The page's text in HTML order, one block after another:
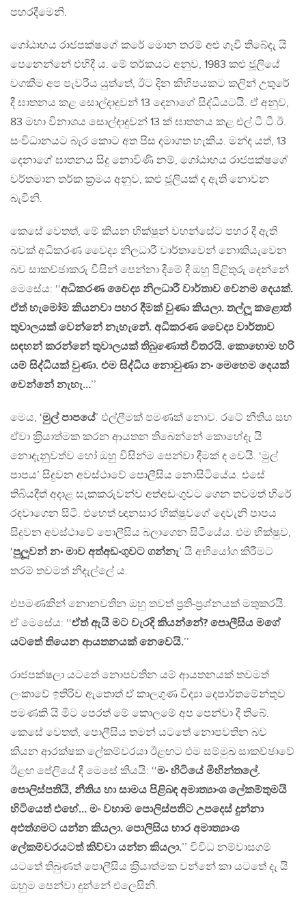
පහරදීමෙනි.
ගෝඨාභය රාජපක්ෂගේ කරේ මොන තරම් අළු ගෑවී තිබේදැ යි
පෙනෙන්නේ එහිදී ය. මේ තර්කයට අනුව, 1983 කළු ජූලියේ
වගකීම අප පැවරිය යුත්තේ, ඊට දින කිහිපයකට කලින් උතුරේ
දී ඝාතනය කළ සොල්දාදුවන් 13 දෙනාගේ සිද්ධියටයි. ඒ අනුව,
83 මහා විනාශය සොල්දාදුවන් 13 ක් ඝාතනය කළ එල්.ටී.ටී.ඊ.
සංවිධානයට බැර කොට අත පිස දමාගත හැකිය. මන්ද යත්, 13
දෙනාගේ ඝාතනය සිදු නොවිණි නම්, ගෝඨාභය රාජපක්ෂගේ
වර්තමාන තර්ක ක‍්‍රමය අනුව, කළු ජූලියක් ද ඇති නොවන
බැවිනි.
කෙසේ වෙතත්, මේ කියන භික්ෂුන් වහන්සේට පහර දී ඇති
බවක් අධිකරණ වෛද්‍ය නිලධාරී වාර්තාවෙන් නොකියැවෙන
බව සාකච්ඡාකරු විසින් පෙන්නා දීමේ දී ඔහු පිළිතුරු දෙන්නේ
මෙසේය: ‘‘අධිකරණ වෛද්‍ය නිලධාරී වාර්තාව වෙනම දෙයක්.
ඒත් හැමෝම කියනවා පහර දීමක් වුණා කියලා. තල්ලූ කළොත්
තුවාලයක් වෙන්නේ නැහැනේ. අධිකරණ වෛද්‍ය වාර්තාව
සඳහන් කරන්නේ තුවාලයක් තිබුණොත් විතරයි. කොහොම හරි
යම් සිද්ධියක් වුණා. එම සිද්ධිය නොවුණා නං මෙහෙම දෙයක්
වෙන්නේ නැහැ…’’
මෙය, ‘මුල් පාපයේ’ එල්ලීමක් පමණක් නොව. රටේ නීතිය සහ
ඒවා ක‍්‍රියාත්මක කරන ආයතන තිබෙන්නේ කොහේදැ යි
නොදැනුවත්ව හෝ ඔහු විසින්ම පෙන්වා දීමක් ද වෙයි. ‘මුල්
පාපය’ සිදුවන අවස්ථාවේ පොලීසිය නොසිටියේය. එසේ
තිබියදීත් අදාළ සැකකරුවන්ව අත්අඩංගුවට ගෙන තවමත් හිරේ
රඳවාගෙන සිටී. එහෙත් ඥානසාර භික්ෂුවගේ දෙවැනි පාපය
සිදුවන අවස්ථාවේ පොලීසිය බලාගෙන සිටියේය. එම භික්ෂුව,
‘පුලූවන් නං මාව අත්අඩංගුවට ගන්නැ’ යි අභියෝග කිරීමට
තරම් තවමත් නිදැල්ලේ ය.
එපමණකින් නොනවතින ඔහු තවත් ප‍්‍රති-ප‍්‍රශ්නයක් මතුකරයි.
ඒ මෙසේය: ‘‘ඒත් ඇයි මට වැරදි කියන්නේ? පොලීසිය මගේ
යටතේ තියෙන ආයතනයක් නෙවෙයි.’’
රාජපක්ෂලා යටතේ නොපවතින යම් ආයතනයක් තවමත්
ලංකාවේ ඉතිරිව ඇතොත් ඒ කාලගුණ විද්‍යා දෙපාර්තමේන්තුව
පමණකි යි මීට පෙරත් මේ කොලමේ අප පෙන්වා දී තිබේ.
කෙසේ වෙතත්, පොලීසිය තමන් යටතේ නොපවතින බව
කියන ආරක්ෂක ලේකම්වරයා ඊළඟට එම සම්මුඛ සාකච්ඡාවේ
ඊළඟ පේලියේ දී මෙසේ කියයි: ‘‘මං හිටියේ මිහින්තලේ.
පොලිස්පතියි, නීතිය හා සාමය පිළිබඳ අමාත්‍යාංශ ලේකම්තුමයි
හිටියෙත් එහේ… මං වහාම පොලිස්පතිට උපදෙස් දුන්නා
අළුත්ගමට යන්න කියලා. පොලිසිය භාර අමාත්‍යාංශ
ලේකම්වරයටත් කිව්වා යන්න කියලා.’’ විවිධ නම්වාසගම්
යටතේ තිබුණත් පොලීසිය ක‍්‍රියාත්මක වන්නේ කා යටතේ දැ යි
ඔහුම පෙන්වා දුන්නේ එලෙසිනි.